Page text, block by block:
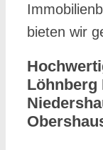
bieten wir
Löhnberg